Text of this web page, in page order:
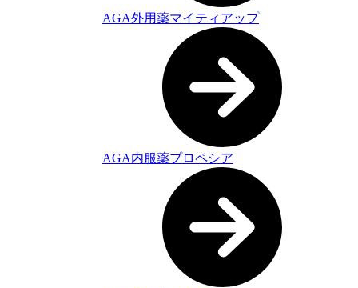
AGA外用薬マイティアップ
AGA内服薬プロペシア